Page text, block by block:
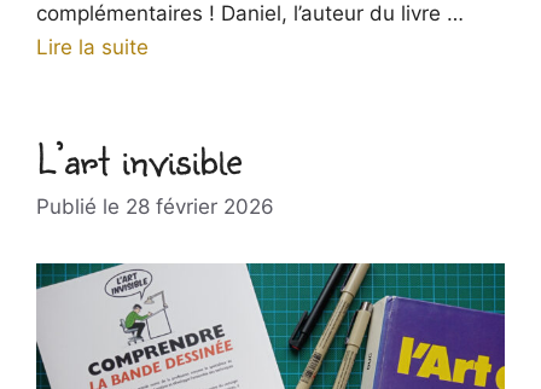
complémentaires ! Daniel, l’auteur du livre …
Lire la suite
L’art invisible
28 février 2026